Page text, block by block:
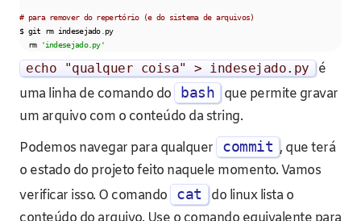
# para remover do repertório (e do sistema de arquivos)
$ git rm indesejado. py
  rm
'indesejado.py'
echo "qualquer coisa" > indesejado. py é
uma linha de comando do
bash
que permite gravar
um arquivo com o conteúdo da string.
Podemos navegar para qualquer
commit , que terá
o estado do projeto feito naquele momento. Vamos
verificar isso. O comando
cat
do linux lista o